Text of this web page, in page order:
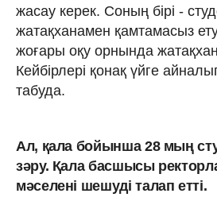
жасау керек. Соның бірі -
жатақханамен қамтамасыз
жоғары оқу орнында
Кейбірлері қонақ үйге
табуда.
Ал, қала бойынша 28 мың
зәру. Қала басшысы
мәселені шешуді талап етті.